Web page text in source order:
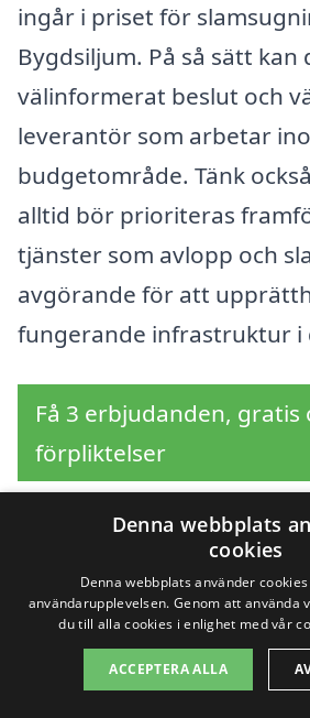
ingår i priset för
Bygdsiljum. På så sätt
välinformerat beslut och
leverantör som arbetar
budgetområde. Tänk
alltid bör prioriteras
tjänster som avlopp och
avgörande för att
fungerande infrastruktur i
Få 3 erbjudanden, gratis
förpliktelser
Sök efter en
professionell
slamsugning i
Denna webbplats
cookies
Denna webbplats använder
användarupplevelsen. Genom att använda
du till alla cookies i enlighet med vår
ACCEPTERA ALLA